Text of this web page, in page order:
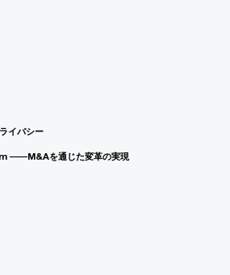
イバシー
を通じた変革の実現